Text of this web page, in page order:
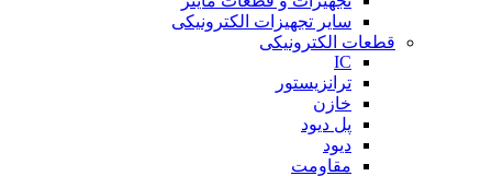
سایر تجهیزات الکترونیکی
قطعات الکترونیکی
IC
ترانزیستور
خازن
پل دیود
دیود
مقاومت